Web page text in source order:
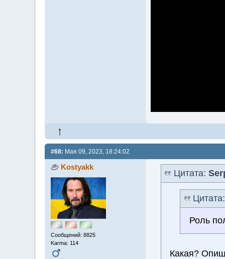
#68: Мая 09, 2023, 18:24:02
Kostyakk
Сообщений: 8825
Karma: 114
Цитата:
Роль
Какая?